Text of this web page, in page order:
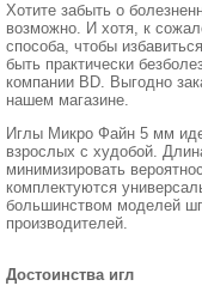
Хотите забыть о
возможно. И хотя, к
способа, чтобы
быть практически
компании BD. Выгодно
нашем магазине.
Иглы Микро Файн 5 мм
взрослых с худобой.
минимизировать
комплектуются
большинством моделей
производителей.
Достоинства игл